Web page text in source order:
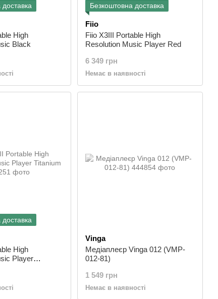
High
Black
Безкоштовна доставка
Fiio
Fiio X3III Portable High
Resolution Music Player Red
6 349 грн
Немає в наявності
High
Player
Vinga
Медіаплеєр Vinga 012 (VMP-
012-81)
1 549 грн
Немає в наявності